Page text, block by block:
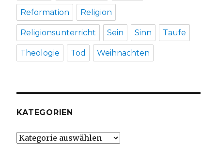
Reformation Religion
Religionsunterricht Sein Sinn Taufe
Theologie Tod Weihnachten
KATEGORIEN
Kategorien